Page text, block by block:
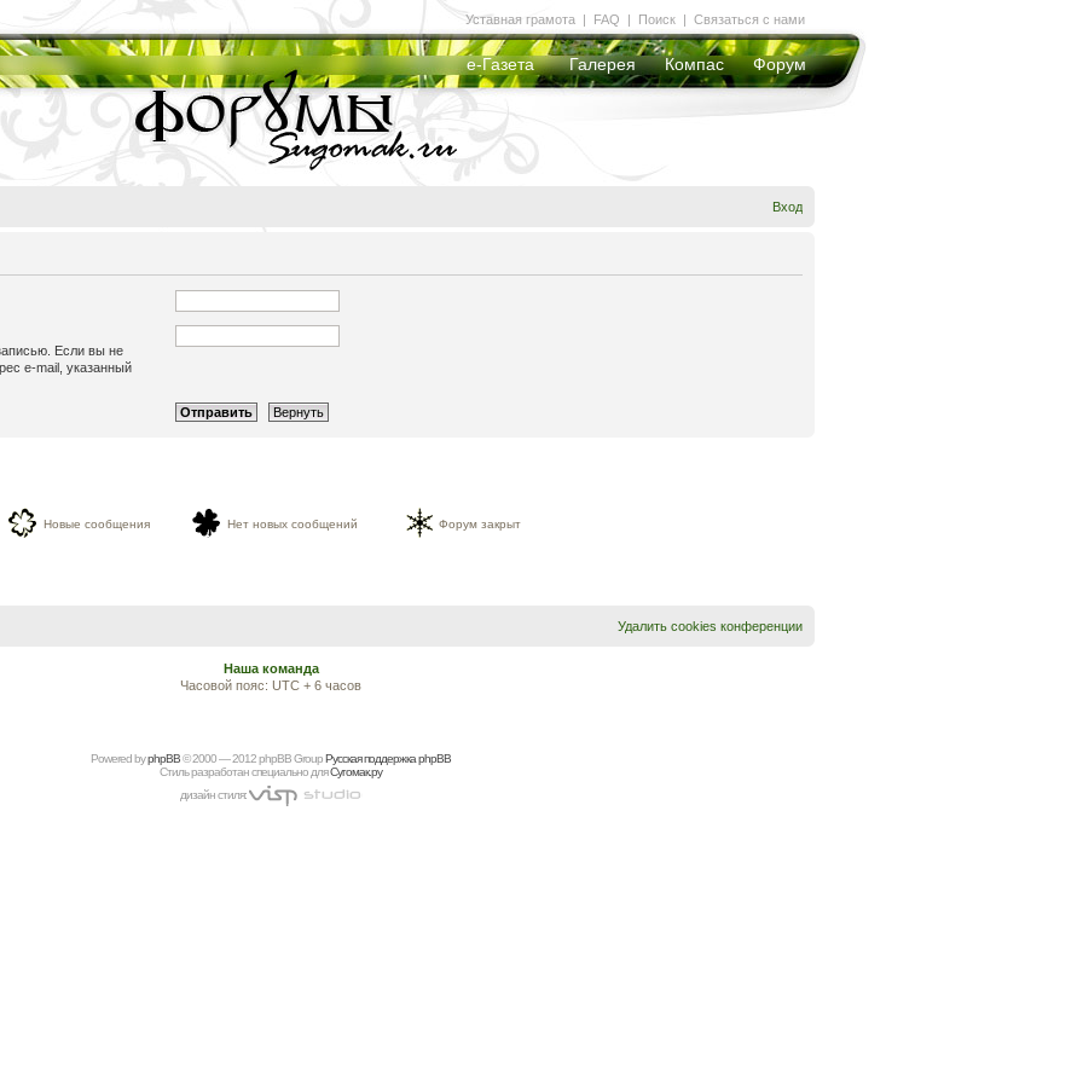
е-Газета Галерея Компас Форум
Уставная грамота | FAQ | Поиск | Связаться с нами
Вход
Если вы не
e-mail, указанный
Новые сообщения Нет новых сообщений Форум закрыт
Удалить cookies конференции
Наша команда
Часовой пояс: UTC + 6 часов
Powered byрhрBВ© 2000 — 2012 рhрBВ GrоupРусская поддержка phpBB
Стиль разработан специально дляСугомак.ру
дизайн стиля: